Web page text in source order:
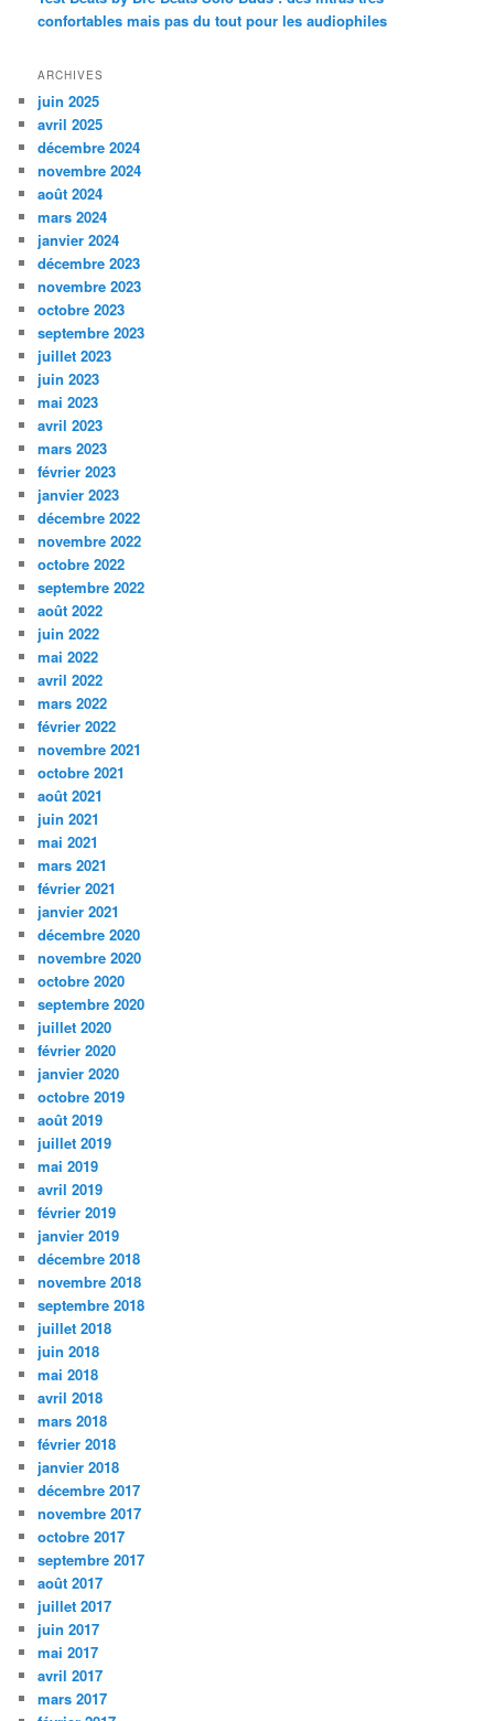
confortables mais pas du tout pour les audiophiles
ARCHIVES
juin 2025
avril 2025
décembre 2024
novembre 2024
août 2024
mars 2024
janvier 2024
décembre 2023
novembre 2023
octobre 2023
septembre 2023
juillet 2023
juin 2023
mai 2023
avril 2023
mars 2023
février 2023
janvier 2023
décembre 2022
novembre 2022
octobre 2022
septembre 2022
août 2022
juin 2022
mai 2022
avril 2022
mars 2022
février 2022
novembre 2021
octobre 2021
août 2021
juin 2021
mai 2021
mars 2021
février 2021
janvier 2021
décembre 2020
novembre 2020
octobre 2020
septembre 2020
juillet 2020
février 2020
janvier 2020
octobre 2019
août 2019
juillet 2019
mai 2019
avril 2019
février 2019
janvier 2019
décembre 2018
novembre 2018
septembre 2018
juillet 2018
juin 2018
mai 2018
avril 2018
mars 2018
février 2018
janvier 2018
décembre 2017
novembre 2017
octobre 2017
septembre 2017
août 2017
juillet 2017
juin 2017
mai 2017
avril 2017
mars 2017